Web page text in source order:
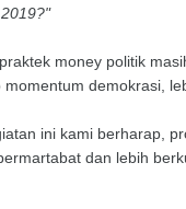
money politik
demokrasi,
ini kami berharap,
dan lebih